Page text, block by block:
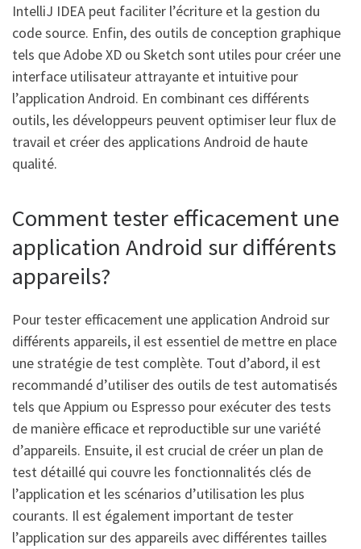
IntelliJ IDEA peut faciliter l’écriture et la gestion du
code source. Enfin, des outils de conception graphique
tels que Adobe XD ou Sketch sont utiles pour créer une
interface utilisateur attrayante et intuitive pour
l’application Android. En combinant ces différents
outils, les développeurs peuvent optimiser leur flux de
travail et créer des applications Android de haute
qualité.
Comment tester efficacement une
application Android sur différents
appareils?
Pour tester efficacement une application Android sur
différents appareils, il est essentiel de mettre en place
une stratégie de test complète. Tout d’abord, il est
recommandé d’utiliser des outils de test automatisés
tels que Appium ou Espresso pour exécuter des tests
de manière efficace et reproductible sur une variété
d’appareils. Ensuite, il est crucial de créer un plan de
test détaillé qui couvre les fonctionnalités clés de
l’application et les scénarios d’utilisation les plus
courants. Il est également important de tester
l’application sur des appareils avec différentes tailles